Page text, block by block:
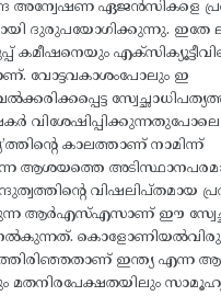
അന്വേഷണ ഏജൻസികളെ
ദുരുപയോഗിക്കുന്നു. ഇതേ
കമീഷനെയും
വോട്ടവകാശംപോലും ഇ
കാലത്താണ് നാമിന്ന്
ആശയത്തെ
വിഷലിപ്തമായ
ആർ‌എസ്‌എസാണ് ഈ
നൽകുന്നത്.
ഇന്ത്യ എന്ന
മതനിരപേക്ഷതയിലും